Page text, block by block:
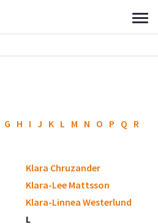
G H I J K L M N O P Q R
Klara Chruzander
Klara-Lee Mattsson
Klara-Linnea Westerlund
L